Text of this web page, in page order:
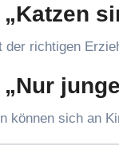
der richtigen
können sich an